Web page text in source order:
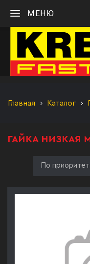
МЕНЮ
Главная Каталог
ГАЙКА НИЗКАЯ
По